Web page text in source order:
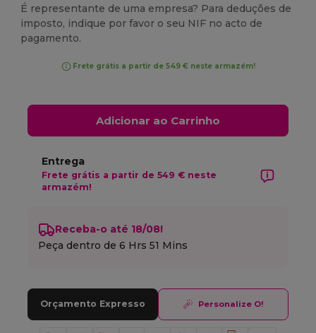
É representante de uma empresa? Para deduções de
imposto, indique por favor o seu NIF no acto de
pagamento.
Frete grátis a partir de 549 € neste armazém!
Adicionar ao Carrinho
Entrega
Frete grátis a partir de 549 € neste
armazém!
Receba-o até 18/08!
Peça dentro de6 Hrs 51 Mins
Orçamento Expresso Personalize O!